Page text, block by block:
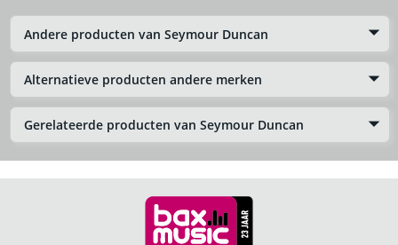
Andere producten van Seymour Duncan
Alternatieve producten andere merken
Gerelateerde producten van Seymour Duncan